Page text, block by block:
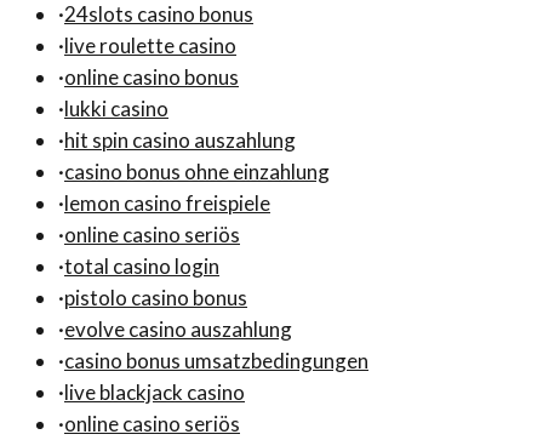
·24slots casino bonus
·live roulette casino
·online casino bonus
·lukki casino
·hit spin casino auszahlung
·casino bonus ohne einzahlung
·lemon casino freispiele
·online casino seriös
·total casino login
·pistolo casino bonus
·evolve casino auszahlung
·casino bonus umsatzbedingungen
·live blackjack casino
·online casino seriös